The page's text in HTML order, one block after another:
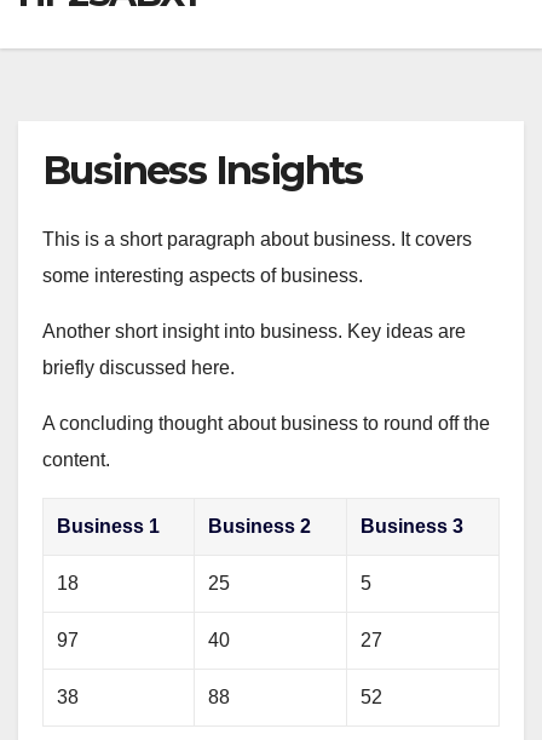
Business Insights
This is a short paragraph about business. It covers
some interesting aspects of business.
Another short insight into business. Key ideas are
briefly discussed here.
A concluding thought about business to round off the
content.
Business 1 Business 2 Business 3
18 25 5
97 40 27
38 88 52